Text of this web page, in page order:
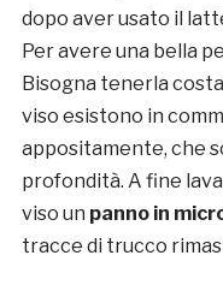
dopo aver usato il
Per avere una bella
Bisogna tenerla
viso esistono in
appositamente, che
profondità. A fine
viso un panno in
tracce di trucco